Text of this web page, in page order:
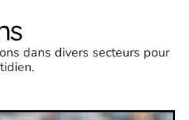
dans divers secteurs pour